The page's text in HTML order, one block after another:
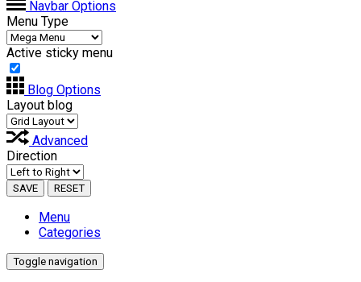
Navbar Options
Menu Type
Active sticky menu
Blog Options
Layout blog
Advanced
Direction
SAVE RESET
Menu
Categories
Toggle navigation